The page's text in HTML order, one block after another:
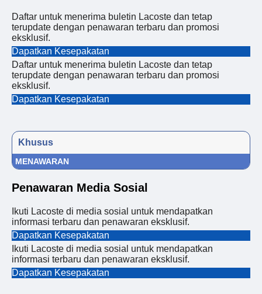
Daftar untuk menerima buletin Lacoste dan tetap
terupdate dengan penawaran terbaru dan promosi
eksklusif.
Dapatkan Kesepakatan
Daftar untuk menerima buletin Lacoste dan tetap
terupdate dengan penawaran terbaru dan promosi
eksklusif.
Dapatkan Kesepakatan
Khusus
MENAWARAN
Penawaran Media Sosial
Ikuti Lacoste di media sosial untuk mendapatkan
informasi terbaru dan penawaran eksklusif.
Dapatkan Kesepakatan
Ikuti Lacoste di media sosial untuk mendapatkan
informasi terbaru dan penawaran eksklusif.
Dapatkan Kesepakatan